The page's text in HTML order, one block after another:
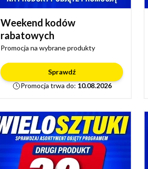
Weekend kodów
rabatowych
Promocja na wybrane produkty
Sprawdź
Promocja trwa do: 10.08.2026